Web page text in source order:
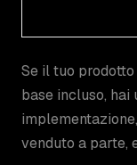
Se il tuo
base incluso, hai
venduto a parte,